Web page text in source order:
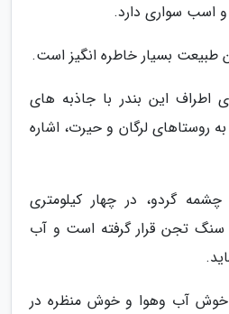
اسب سواری دارد.
طبیعت بسیار خاطره انگیز است.
اطراف این بندر با جاذبه های
روستاهای لرگان و حیرت، اشاره
گردو، در چهار کیلومتری
سنگ تجن قرار گرفته است و آب
خوش آب وهوا و خوش منظره در